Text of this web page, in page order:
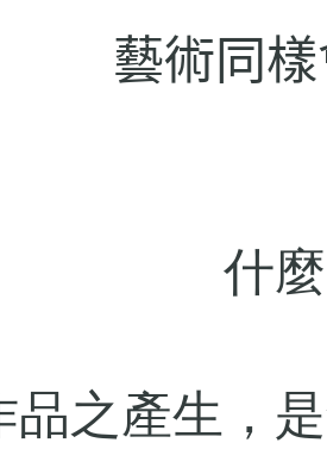
藝術同
什
品之產生，